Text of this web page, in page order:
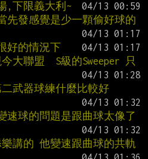
,下限義大利~
先發感覺是少一顆偷好球的
好的情況下
大聯盟  S級的Sweeper 只
武器球練什麼比較好
速球的問題是跟曲球太像了
講的 他變速跟曲球的共軌